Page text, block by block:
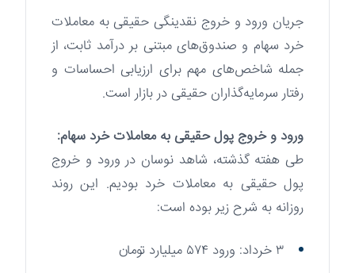
جریان ورود و خروج نقدینگی حقیقی به معاملات
خرد سهام و صندوق‌های مبتنی بر درآمد ثابت، از
جمله شاخص‌های مهم برای ارزیابی احساسات و
رفتار سرمایه‌گذاران حقیقی در بازار است.
ورود و خروج پول حقیقی به معاملات خرد سهام:
طی هفته گذشته، شاهد نوسان در ورود و خروج
پول حقیقی به معاملات خرد بودیم. این روند
روزانه به شرح زیر بوده است:
۳ خرداد: ورود ۵۷۴ میلیارد تومان